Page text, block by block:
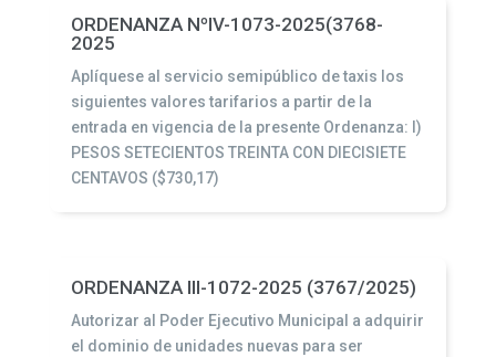
ORDENANZA NºIV-1073-2025(3768-
2025
Aplíquese al servicio semipúblico de taxis los
siguientes valores tarifarios a partir de la
entrada en vigencia de la presente Ordenanza: I)
PESOS SETECIENTOS TREINTA CON DIECISIETE
CENTAVOS ($730,17)
ORDENANZA III-1072-2025 (3767/2025)
Autorizar al Poder Ejecutivo Municipal a adquirir
el dominio de unidades nuevas para ser